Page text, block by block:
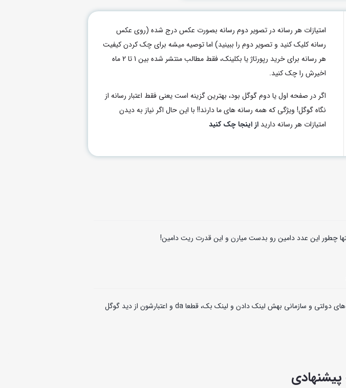
امتیازات هر رسانه در تصویر دوم رسانه بصورت عکس درج شده (روی عکس
رسانه کلیک کنید و تصویر دوم را ببینید) اما توصیه میشه برای چک کردن کیفیت
هر رسانه برای خرید رپورتاژ یا بکلینک، فقط مطالب منتشر شده بین 1 تا 2 ماه
اخیرش را چک کنید.
اگر در صفحه اول یا دوم گوگل بود، بهترین گزینه است یعنی فقط اعتبار رسانه از
نگاه گوگل! ویژگی که همه رسانه های ما دارند!! با این حال اگر نیاز به دیدن
امتیازات هر رسانه داریداز اینجا چک کنید
چطور این عدد دامین رو بدست میارن و این قدرت ریت دامین!
سایت دانشگاهیه! کلی سایت های دولتی و سازمانی بهش لینک دادن و لینک بک، قطعا da و اعتبارشون از دید گوگل